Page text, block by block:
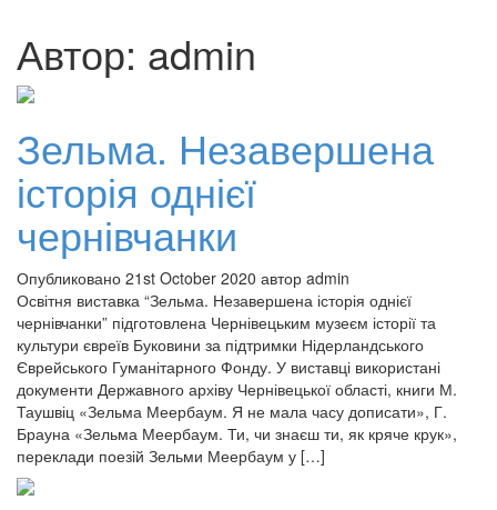
Автор: admin
Зельма. Незавершена
історія однієї
чернівчанки
Опубликовано 21st October 2020 автор admin
Освітня виставка “Зельма. Незавершена історія однієї
чернівчанки” підготовлена Чернівецьким музеєм історії та
культури євреїв Буковини за підтримки Нідерландського
Єврейського Гуманітарного Фонду. У виставці використані
документи Державного архіву Чернівецької області, книги М.
Таушвіц «Зельма Меербаум. Я не мала часу дописати», Г.
Брауна «Зельма Меербаум. Ти, чи знаєш ти, як кряче крук»,
переклади поезій Зельми Меербаум у […]